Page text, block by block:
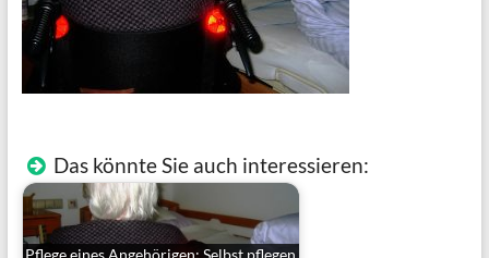
Das könnte Sie auch interessieren: